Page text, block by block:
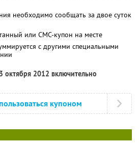
необходимо сообщать за двое суток
или СМС-купон на месте
с другими специальными
октября 2012 включительно
купоном